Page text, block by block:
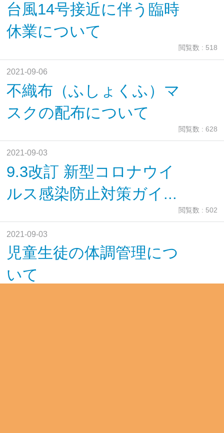
台風14号接近に伴う臨時
休業について
閲覧数 : 518
2021-09-06
不織布（ふしょくふ）マ
スクの配布について
閲覧数 : 628
2021-09-03
9.3改訂 新型コロナウイ
ルス感染防止対策ガイ...
閲覧数 : 502
2021-09-03
児童生徒の体調管理につ
いて